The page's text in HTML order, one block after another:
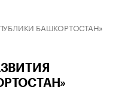
БАШКОРТОСТАН»